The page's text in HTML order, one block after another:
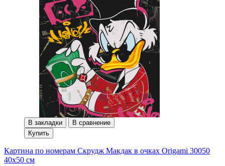
В закладки
В сравнение
Купить
Картина по номерам Скрудж Макдак в очках Origami 30050
40x50 см